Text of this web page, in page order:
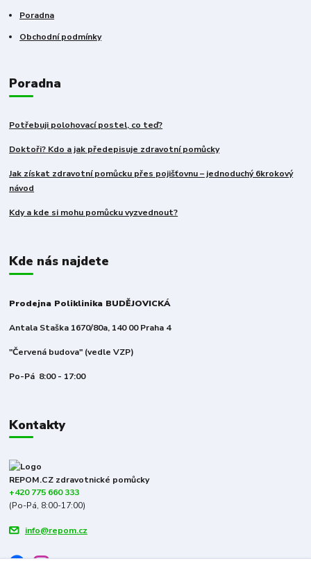
Poradna
Obchodní podmínky
Poradna
Potřebuji polohovací postel, co teď?
Doktoři? Kdo a jak předepisuje zdravotní pomůcky
Jak získat zdravotní pomůcku přes pojišťovnu – jednoduchý 6krokový
návod
Kdy a kde si mohu pomůcku vyzvednout?
Kde nás najdete
Prodejna Poliklinika BUDĚJOVICKÁ
Antala Staška 1670/80a, 140 00 Praha 4
"Červená budova" (vedle VZP)
Po-Pá 8:00 - 17:00
Kontakty
REPOM.CZ zdravotnické pomůcky
+420 775 660 333
(Po-Pá, 8:00-17:00)
info@repom.cz